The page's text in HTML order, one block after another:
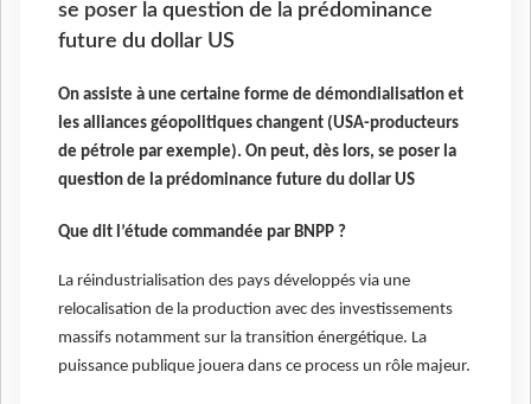
se poser la question de la prédominance
future du dollar US
On assiste à une certaine forme de démondialisation et
les alliances géopolitiques changent (USA-producteurs
de pétrole par exemple). On peut, dès lors, se poser la
question de la prédominance future du dollar US
Que dit l’étude commandée par BNPP ?
La réindustrialisation des pays développés via une
relocalisation de la production avec des investissements
massifs notamment sur la transition énergétique. La
puissance publique jouera dans ce process un rôle majeur.